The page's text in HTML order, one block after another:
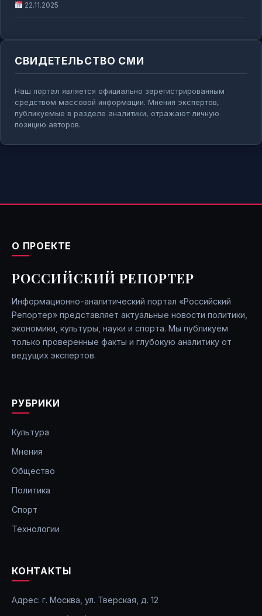
22.11.2025
СВИДЕТЕЛЬСТВО СМИ
Наш портал является официально зарегистрированным
средством массовой информации. Мнения экспертов,
публикуемые в разделе аналитики, отражают личную
позицию авторов.
О ПРОЕКТЕ
РОССИЙСКИЙ РЕПОРТЕР
Информационно-аналитический портал «Российский
Репортер» представляет актуальные новости политики,
экономики, культуры, науки и спорта. Мы публикуем
только проверенные факты и глубокую аналитику от
ведущих экспертов.
РУБРИКИ
Культура
Мнения
Общество
Политика
Спорт
Технологии
КОНТАКТЫ
Адрес: г. Москва, ул. Тверская, д. 12